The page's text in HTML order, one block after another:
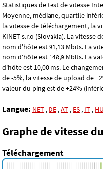
Statistiques de test de vitesse
Moyenne, médiane, quartile
la vitesse de téléchargement, la
KINET s.r.o (Slovakia). La
nom d'hôte est 91,13 Mbits. La
nom d'hôte est 148,9 Mbits. La
d'hôte est 10,00 ms. Le
de -5%, la vitesse de upload de
valeur du ping est de +24%
Langue: NET , DE ,AT , ES , IT , HU
Graphe de vitesse
Téléchargement